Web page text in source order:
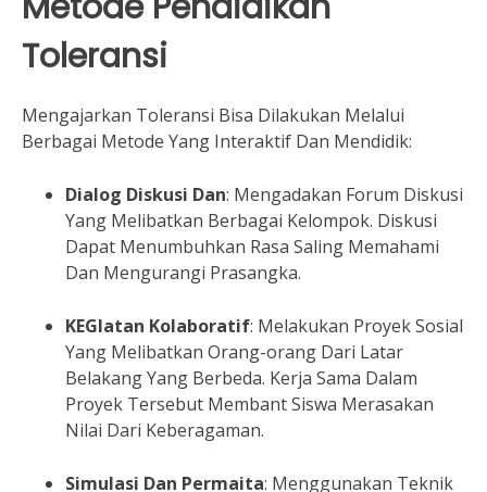
Toleransi
Mengajarkan Toleransi Bisa Dilakukan Melalui
Berbagai Metode Yang Interaktif Dan Mendidik:
Dialog Diskusi Dan: Mengadakan Forum Diskusi
Yang Melibatkan Berbagai Kelompok. Diskusi
Dapat Menumbuhkan Rasa Saling Memahami
Dan Mengurangi Prasangka.
KEGIatan Kolaboratif: Melakukan Proyek Sosial
Yang Melibatkan Orang-orang Dari Latar
Belakang Yang Berbeda. Kerja Sama Dalam
Proyek Tersebut Membant Siswa Merasakan
Nilai Dari Keberagaman.
Simulasi Dan Permaita: Menggunakan Teknik